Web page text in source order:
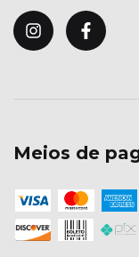
Meios de